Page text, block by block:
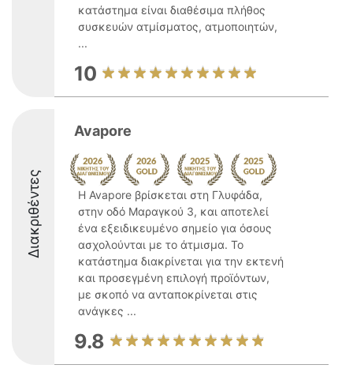
κατάστημα είναι διαθέσιμα πλήθος
συσκευών ατμίσματος, ατμοποιητών,
...
10
Διακριθέντες
Avapore
Η Avapore βρίσκεται στη Γλυφάδα,
στην οδό Μαραγκού 3, και αποτελεί
ένα εξειδικευμένο σημείο για όσους
ασχολούνται με το άτμισμα. Το
κατάστημα διακρίνεται για την εκτενή
και προσεγμένη επιλογή προϊόντων,
με σκοπό να ανταποκρίνεται στις
ανάγκες ...
9.8